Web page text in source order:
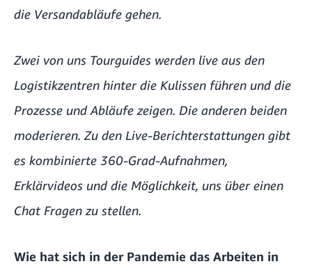
die Versandabläufe gehen.
Zwei von uns Tourguides werden live aus den
Logistikzentren hinter die Kulissen führen und die
Prozesse und Abläufe zeigen. Die anderen beiden
moderieren. Zu den Live-Berichterstattungen gibt
es kombinierte 360-Grad-Aufnahmen,
Erklärvideos und die Möglichkeit, uns über einen
Chat Fragen zu stellen.
Wie hat sich in der Pandemie das Arbeiten in